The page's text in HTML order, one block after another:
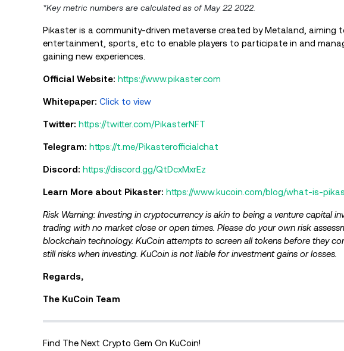
*Key metric numbers are calculated as of May 22 2022.
Pikaster is a community-driven metaverse created by Metaland, aiming
entertainment, sports, etc to enable players to participate in and
gaining new experiences.
Official Website: https://www.pikaster.com
Whitepaper: Click to view
Twitter: https://twitter.com/PikasterNFT
Telegram: https://t.me/Pikasterofficialchat
Discord: https://discord.gg/QtDcxMxrEz
Learn More about Pikaster: https://www.kucoin.com/blog/what-is-
Risk Warning: Investing in cryptocurrency is akin to being a venture capital
trading with no market close or open times. Please do your own risk
blockchain technology. KuCoin attempts to screen all tokens before they
still risks when investing. KuCoin is not liable for investment gains or losses.
Regards,
The KuCoin Team
Find The Next Crypto Gem On KuCoin!